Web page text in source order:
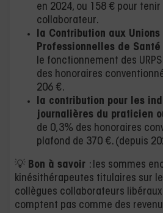
en 2024, ou 158 € pour
collaborateur.
la Contribution aux
Professionnelles de Santé
le fonctionnement des
des honoraires
206 €.
la contribution pour les
journalières du praticien
de 0,3% des honoraires
plafond de 370 €. (depuis
💡 Bon à savoir : les sommes
kinésithérapeutes titulaires sur
collègues collaborateurs libéraux
comptent pas comme des